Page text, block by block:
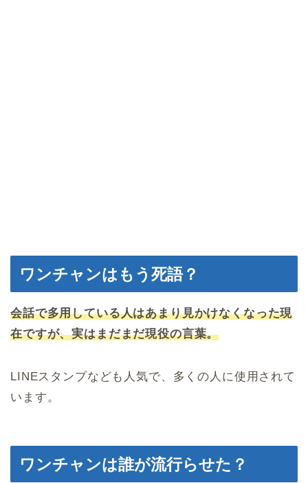
ワンチャンはもう死語？
会話で多用している人はあまり見かけなくなった現
在ですが、実はまだまだ現役の言葉。
LINEスタンプなども人気で、多くの人に使用されて
います。
ワンチャンは誰が流行らせた？